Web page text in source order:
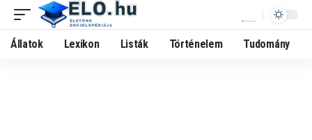
Állatok Lexikon Listák Történelem Tudomány